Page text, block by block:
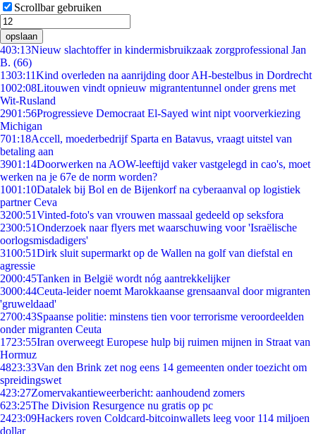
Scrollbar gebruiken
opslaan
403:13Nieuw slachtoffer in kindermisbruikzaak zorgprofessional Jan
B. (66)
1303:11Kind overleden na aanrijding door AH-bestelbus in Dordrecht
1002:08Litouwen vindt opnieuw migrantentunnel onder grens met
Wit-Rusland
2901:56Progressieve Democraat El-Sayed wint nipt voorverkiezing
Michigan
701:18Accell, moederbedrijf Sparta en Batavus, vraagt uitstel van
betaling aan
3901:14Doorwerken na AOW-leeftijd vaker vastgelegd in cao's, moet
werken na je 67e de norm worden?
1001:10Datalek bij Bol en de Bijenkorf na cyberaanval op logistiek
partner Ceva
3200:51Vinted-foto's van vrouwen massaal gedeeld op seksfora
2300:51Onderzoek naar flyers met waarschuwing voor 'Israëlische
oorlogsmisdadigers'
3100:51Dirk sluit supermarkt op de Wallen na golf van diefstal en
agressie
2000:45Tanken in België wordt nóg aantrekkelijker
3000:44Ceuta-leider noemt Marokkaanse grensaanval door migranten
'gruweldaad'
2700:43Spaanse politie: minstens tien voor terrorisme veroordeelden
onder migranten Ceuta
1723:55Iran overweegt Europese hulp bij ruimen mijnen in Straat van
Hormuz
4823:33Van den Brink zet nog eens 14 gemeenten onder toezicht om
spreidingswet
423:27Zomervakantieweerbericht: aanhoudend zomers
623:25The Division Resurgence nu gratis op pc
2423:09Hackers roven Coldcard-bitcoinwallets leeg voor 114 miljoen
dollar